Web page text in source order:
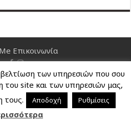
Επικοινωνία
2026, All Rights Reserved
των υπηρεσιών που σου
site και των υπηρεσιών μας,
τους.
Αποδοχή Ρυθμίσεις